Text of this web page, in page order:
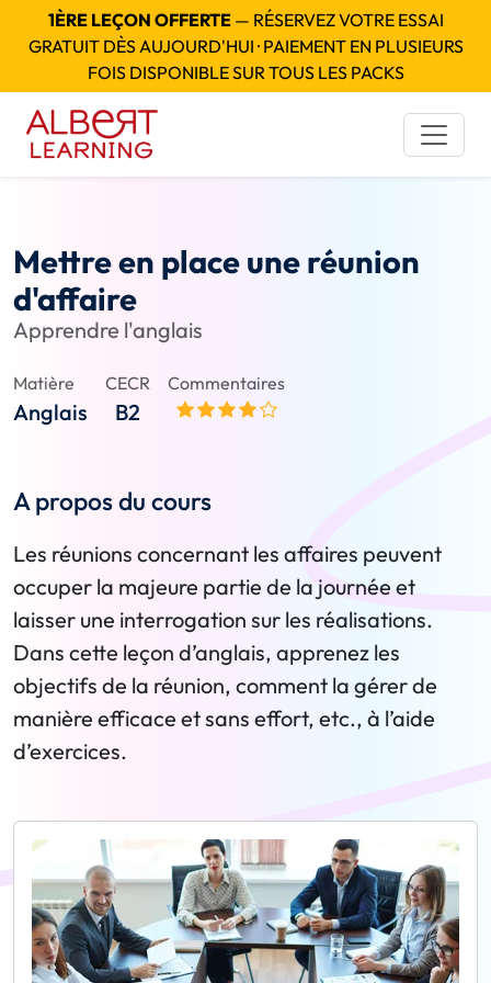
1ÈRE LEÇON OFFERTE— RÉSERVEZ VOTRE ESSAI
GRATUIT DÈS AUJOURD'HUI · PAIEMENT EN PLUSIEURS
FOIS DISPONIBLE SUR TOUS LES PACKS
Mettre en place une réunion
d'affaire
Apprendre l'anglais
Matière
Anglais
CECR
B2
Commentaires
A propos du cours
Les réunions concernant les affaires peuvent
occuper la majeure partie de la journée et
laisser une interrogation sur les réalisations.
Dans cette leçon d’anglais, apprenez les
objectifs de la réunion, comment la gérer de
manière efficace et sans effort, etc., à l’aide
d’exercices.